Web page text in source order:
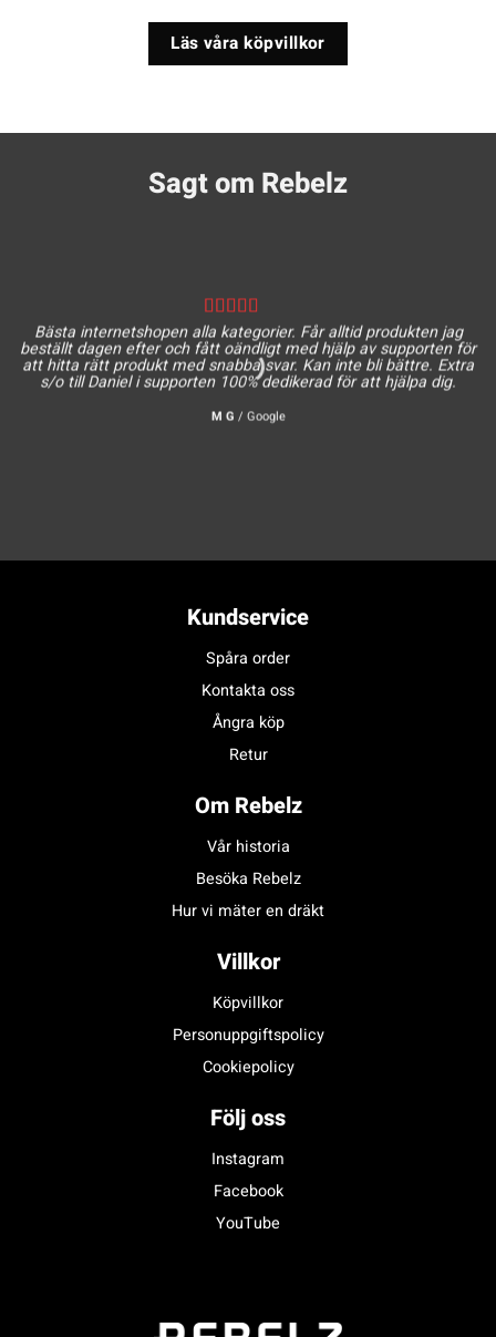
Läs våra köpvillkor
Sagt om Rebelz
Bästa internetshopen alla kategorier. Får alltid produkten jag
beställt dagen efter och fått oändligt med hjälp av supporten för
att hitta rätt produkt med snabba svar. Kan inte bli bättre. Extra
s/o till Daniel i supporten 100% dedikerad för att hjälpa dig.
M G / Google
Kundservice
Spåra order
Kontakta oss
Ångra köp
Retur
Om Rebelz
Vår historia
Besöka Rebelz
Hur vi mäter en dräkt
Villkor
Köpvillkor
Personuppgiftspolicy
Cookiepolicy
Följ oss
Instagram
Facebook
YouTube